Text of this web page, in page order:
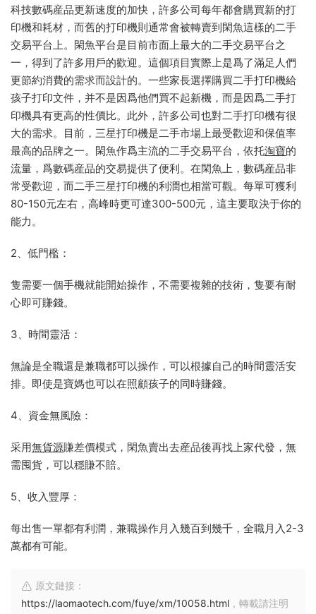
科技數碼産品更新速度的加快，許多公司每年都會購買新的打
印機和耗材，而舊的打印機則通常會被轉賣到閑魚這樣的二手
交易平台上。閑魚平台是目前市面上最大的二手交易平台之
一，得到了許多用戶的歡迎。這個項目實際上是爲了滿足人們
更節約消費的需求而設計的。一些家長選擇購買二手打印機給
孩子打印文件，并不是因爲他們買不起新機，而是因爲二手打
印機具有更高的性價比。此外，許多公司也對二手打印機有很
大的需求。目前，三星打印機是二手市場上最受歡迎和保值率
最高的品牌之一。閑魚作爲主流的二手交易平台，依托淘寶的
流量，爲數碼産品的交易提供了便利。在閑魚上，數碼産品非
常受歡迎，而二手三星打印機的利潤也相當可觀。每單可獲利
80-150元左右，高峰時更可達300-500元，這主要取決于你的
能力。
2、低門檻：
隻需要一個手機就能開始操作，不需要複雜的技術，隻要有耐
心即可賺錢。
3、時間靈活：
無論是全職還是兼職都可以操作，可以根據自己的時間靈活安
排。即使是寶媽也可以在照顧孩子的同時賺錢。
4、資金無風險：
采用無貨源賺差價模式，閑魚賣出去産品後再找上家代發，無
需囤貨，可以穩賺不賠。
5、收入豐厚：
每出售一單都有利潤，兼職操作月入幾百到幾千，全職月入2-3
萬都有可能。
原文鏈接：
https://laomaotech.com/fuye/xm/10058.html ，轉載請注明